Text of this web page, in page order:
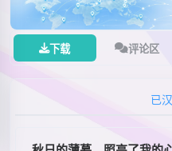
下载 评论区
已